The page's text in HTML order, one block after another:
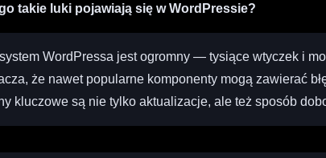
takie luki pojawiają się w WordPressie?
WordPressa jest ogromny — tysiące wtyczek i
że nawet popularne komponenty mogą zawierać
kluczowe są nie tylko aktualizacje, ale też sposób